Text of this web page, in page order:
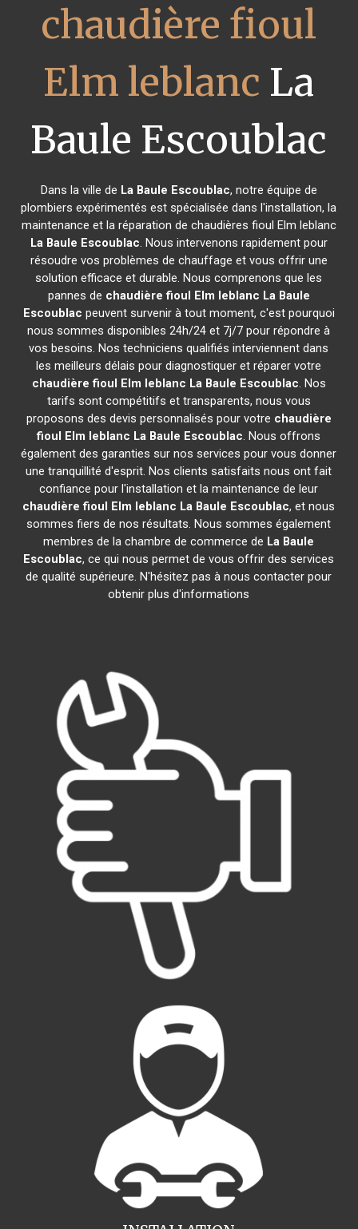
chaudière fioul
Elm leblanc La
Baule Escoublac
Dans la ville de La Baule Escoublac, notre équipe de
plombiers expérimentés est spécialisée dans l'installation, la
maintenance et la réparation de chaudières fioul Elm leblanc
La Baule Escoublac. Nous intervenons rapidement pour
résoudre vos problèmes de chauffage et vous offrir une
solution efficace et durable. Nous comprenons que les
pannes de chaudière fioul Elm leblanc La Baule
Escoublac peuvent survenir à tout moment, c'est pourquoi
nous sommes disponibles 24h/24 et 7j/7 pour répondre à
vos besoins. Nos techniciens qualifiés interviennent dans
les meilleurs délais pour diagnostiquer et réparer votre
chaudière fioul Elm leblanc La Baule Escoublac. Nos
tarifs sont compétitifs et transparents, nous vous
proposons des devis personnalisés pour votre chaudière
fioul Elm leblanc La Baule Escoublac. Nous offrons
également des garanties sur nos services pour vous donner
une tranquillité d'esprit. Nos clients satisfaits nous ont fait
confiance pour l'installation et la maintenance de leur
chaudière fioul Elm leblanc La Baule Escoublac, et nous
sommes fiers de nos résultats. Nous sommes également
membres de la chambre de commerce de La Baule
Escoublac, ce qui nous permet de vous offrir des services
de qualité supérieure. N'hésitez pas à nous contacter pour
obtenir plus d'informations